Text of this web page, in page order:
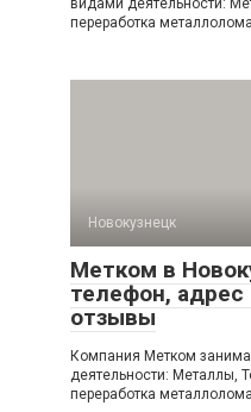
видами деятельности:
переработка
Новокузнецк
Метком в
телефон, адрес
отзывы
Компания Метком
деятельности: Металлы,
переработка